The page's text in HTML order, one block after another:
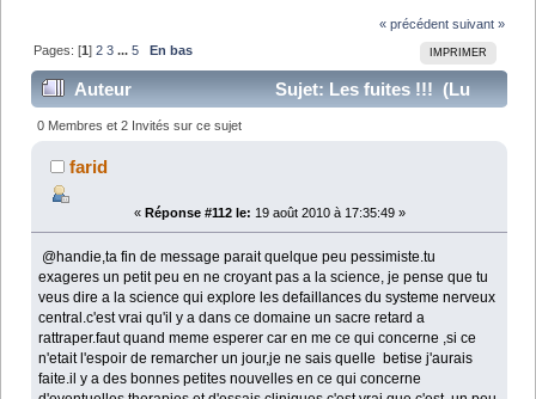
« précédent suivant »
IMPRIMER
Pages: [1]2 3 ...5 En bas
Auteur
Sujet: Les fuites !!! (Lu
96082 fois)
0 Membres et 2 Invités sur ce sujet
farid
« Réponse #112 le: 19 août 2010 à 17:35:49 »
@handie,ta fin de message parait quelque peu pessimiste.tu
exageres un petit peu en ne croyant pas a la science, je pense que tu
veus dire a la science qui explore les defaillances du systeme nerveux
central.c'est vrai qu'il y a dans ce domaine un sacre retard a
rattraper.faut quand meme esperer car en me ce qui concerne ,si ce
n'etait l'espoir de remarcher un jour,je ne sais quelle betise j'aurais
faite.il y a des bonnes petites nouvelles en ce qui concerne